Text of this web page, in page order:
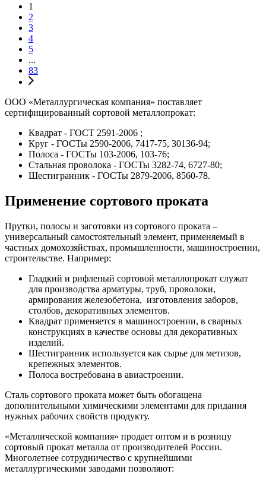
1
2
3
4
5
...
83
ООО «Металлургическая компания» поставляет
сертифицированный сортовой металлопрокат:
Квадрат - ГОСТ 2591-2006 ;
Круг - ГОСТы 2590-2006, 7417-75, 30136-94;
Полоса - ГОСТы 103-2006, 103-76;
Стальная проволока - ГОСТы 3282-74, 6727-80;
Шестигранник - ГОСТы 2879-2006, 8560-78.
Применение сортового проката
Прутки, полосы и заготовки из сортового проката –
универсальный самостоятельный элемент, применяемый в
частных домохозяйствах, промышленности, машиностроении,
строительстве. Например:
Гладкий и рифленый сортовой металлопрокат служат
для производства арматуры, труб, проволоки,
армирования железобетона, изготовления заборов,
столбов, декоративных элементов.
Квадрат применяется в машиностроении, в сварных
конструкциях в качестве основы для декоративных
изделий.
Шестигранник используется как сырье для метизов,
крепежных элементов.
Полоса востребована в авиастроении.
Сталь сортового проката может быть обогащена
дополнительными химическими элементами для придания
нужных рабочих свойств продукту.
«Металлической компания» продает оптом и в розницу
сортовый прокат металла от производителей России.
Многолетнее сотрудничество с крупнейшими
металлургическими заводами позволяют: